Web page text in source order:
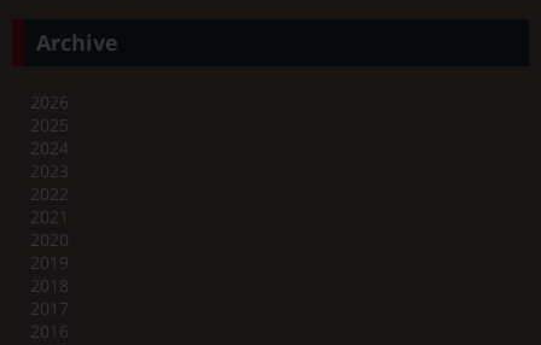
Archive
2026
2025
2024
2023
2022
2021
2020
2019
2018
2017
2016